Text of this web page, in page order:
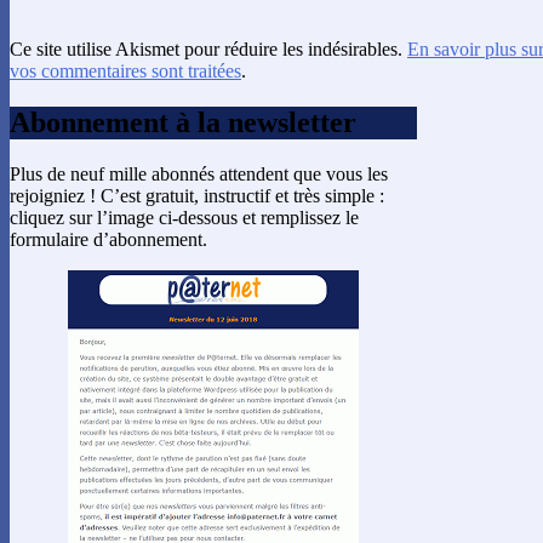
Ce site utilise Akismet pour réduire les indésirables. En savoir plus
vos commentaires sont traitées.
Abonnement à la newsletter
Plus de neuf mille abonnés attendent que vous les
rejoigniez ! C’est gratuit, instructif et très simple :
cliquez sur l’image ci-dessous et remplissez le
formulaire d’abonnement.